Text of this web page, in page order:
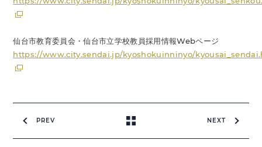
仙台市教育委員会・仙台市立学校教員採用情報Webページ
https://www.city.sendai.jp/kyoshokuinninyo/
PREV NEXT